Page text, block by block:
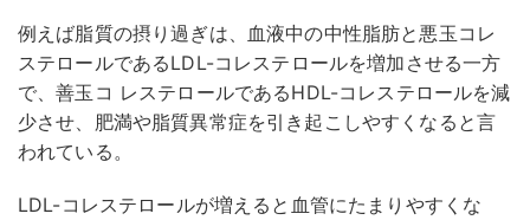
例えば脂質の摂り過ぎは、血液中の中性脂肪と悪玉コレ
ステロールであるLDL-コレステロールを増加させる一方
で、善玉コ レステロールであるHDL-コレステロールを減
少させ、肥満や脂質異常症を引き起こしやすくなると言
われている。
LDL-コレステロールが増えると血管にたまりやすくな